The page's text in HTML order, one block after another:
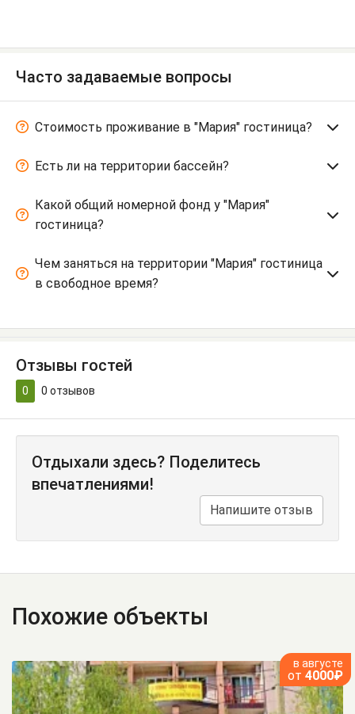
Часто задаваемые вопросы
Стоимость проживание в "Мария" гостиница?
Есть ли на территории бассейн?
Какой общий номерной фонд у "Мария"
гостиница?
Чем заняться на территории "Мария" гостиница
в свободное время?
Отзывы гостей
0 0 отзывов
Отдыхали здесь? Поделитесь
впечатлениями!
Напишите отзыв
Похожие объекты
в августе
от 4000₽